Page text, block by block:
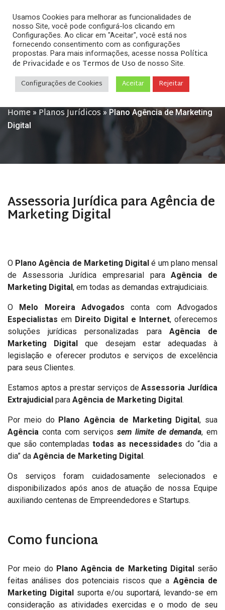
Plano Agência de
Marketing Digital
Home » Planos Jurídicos » Plano Agência de Marketing
Digital
Assessoria Jurídica para Agência de
Marketing Digital
O Plano Agência de Marketing Digitalé um plano mensal
de Assessoria Jurídica empresarial paraAgência de
Marketing Digital, em todas as demandas extrajudiciais.
O Melo Moreira Advogados conta com Advogados
Especialistas em Direito Digital e Internet, oferecemos
soluções jurídicas personalizadas para Agência de
Marketing Digital
que desejam estar adequadas à
legislação e oferecer produtos e serviços de excelência
para seus Clientes.
Estamos aptos a prestar serviços deAssessoria Jurídica
Extrajudicial para Agência de Marketing Digital.
Por meio do Plano Agência de Marketing Digital, sua
Agência conta com serviços sem limite de demanda, em
que são contempladas todas as necessidades do “dia a
dia” da Agência de Marketing Digital.
Os serviços foram cuidadosamente selecionados e
disponibilizados após anos de atuação de nossa Equipe
auxiliando centenas de Empreendedores e Startups.
Como funciona
Por meio do Plano Agência de Marketing Digitalserão
feitas análises dos potenciais riscos que a Agência de
Marketing Digital suporta e/ou suportará, levando-se em
consideração as atividades exercidas e o modo de seu
Usamos Cookies para melhorar as funcionalidades de
nosso Site, você pode configurá-los clicando em
Configurações. Ao clicar em "Aceitar", você está nos
fornecendo consentimento com as configurações
propostas. Para mais informações, acesse nossa Política
de Privacidade e os Termos de Uso de nosso Site.
Configurações de Cookies Aceitar Rejeitar